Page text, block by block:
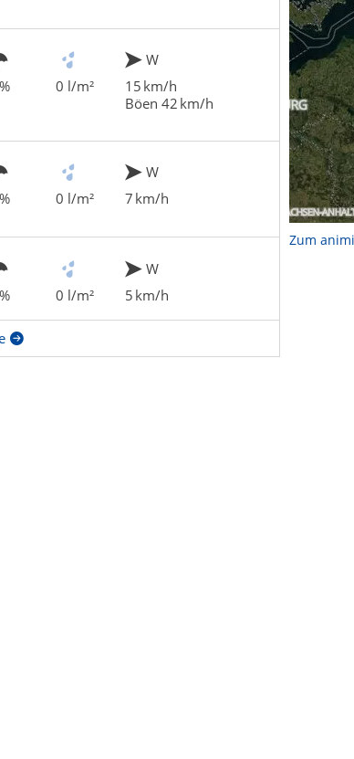
0 l/m²
W
15 km/h
Böen 42 km/h
0 l/m²
W
7 km/h
0 l/m²
W
5 km/h
Zum